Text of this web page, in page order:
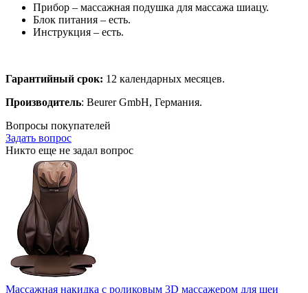
Прибор – массажная подушка для массажа шиацу.
Блок питания – есть.
Инструкция – есть.
Гарантийный срок: 12 календарных месяцев.
Производитель: Beurer GmbH, Германия.
Вопросы покупателей
Задать вопрос
Никто еще не задал вопрос
Массажная накидка с роликовым 3D массажером для шеи